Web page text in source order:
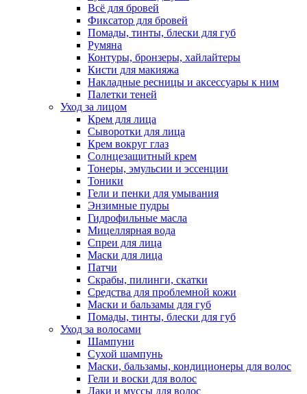
Всё для бровей
Фиксатор для бровей
Помады, тинты, блески для губ
Румяна
Контуры, бронзеры, хайлайтеры
Кисти для макияжа
Накладные ресницы и аксессуары к ним
Палетки теней
Уход за лицом
Крем для лица
Сыворотки для лица
Крем вокруг глаз
Солнцезащитный крем
Тонеры, эмульсии и эссенции
Тоники
Гели и пенки для умывания
Энзимные пудры
Гидрофильные масла
Мицеллярная вода
Спреи для лица
Маски для лица
Патчи
Скрабы, пилинги, скатки
Средства для проблемной кожи
Маски и бальзамы для губ
Помады, тинты, блески для губ
Уход за волосами
Шампуни
Сухой шампунь
Маски, бальзамы, кондиционеры для волос
Гели и воски для волос
Лаки и муссы для волос